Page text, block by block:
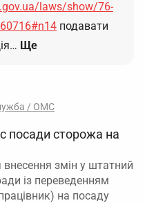
laws/show/76-
подавати
Ще
/ ОМС
посади сторожа на
змін у штатний
із переведенням
на посаду